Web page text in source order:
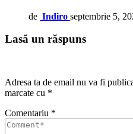
de Indiro septembrie 5,
Lasă un răspuns
Adresa ta de email nu va fi
marcate cu *
Comentariu *